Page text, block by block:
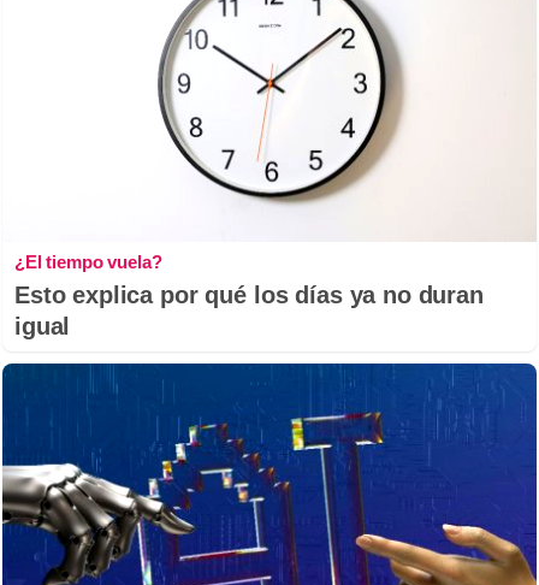
¿El tiempo vuela?
Esto explica por qué los días ya no duran
igual